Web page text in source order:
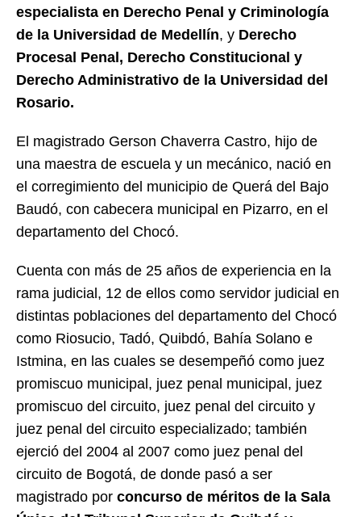
especialista en Derecho Penal y Criminología
de la Universidad de Medellín, y Derecho
Procesal Penal, Derecho Constitucional y
Derecho Administrativo de la Universidad del
Rosario.
El magistrado Gerson Chaverra Castro, hijo de
una maestra de escuela y un mecánico, nació en
el corregimiento del municipio de Querá del Bajo
Baudó, con cabecera municipal en Pizarro, en el
departamento del Chocó.
Cuenta con más de 25 años de experiencia en la
rama judicial, 12 de ellos como servidor judicial en
distintas poblaciones del departamento del Chocó
como Riosucio, Tadó, Quibdó, Bahía Solano e
Istmina, en las cuales se desempeñó como juez
promiscuo municipal, juez penal municipal, juez
promiscuo del circuito, juez penal del circuito y
juez penal del circuito especializado; también
ejerció del 2004 al 2007 como juez penal del
circuito de Bogotá, de donde pasó a ser
magistrado por concurso de méritos de la Sala